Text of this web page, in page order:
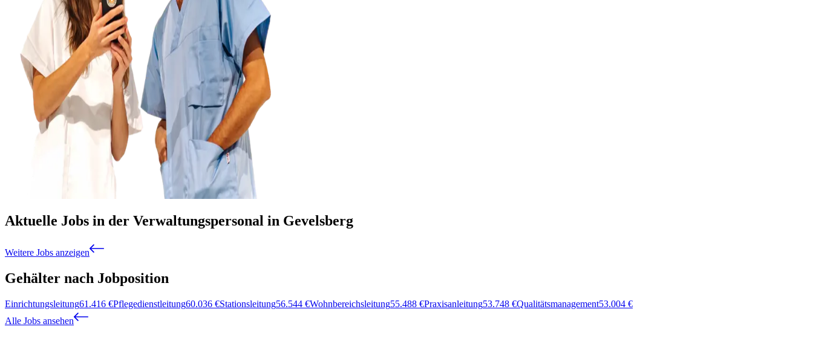
Aktuelle Jobs in der Verwaltungspersonal in Gevelsberg
Weitere Jobs anzeigen
Gehälter nach Jobposition
Einrichtungsleitung61.416 €Pflegedienstleitung60.036 €Stationsleitung56.544 €Wohnbereichsleitung55.488 €Praxisanleitung53.748 €Qualitätsmanagement53.004 €
Alle Jobs ansehen